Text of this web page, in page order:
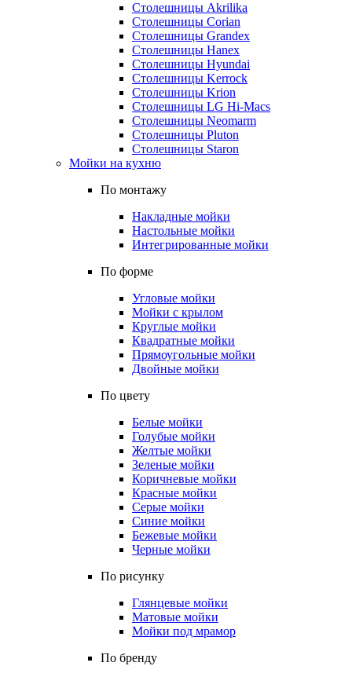
Столешницы Akrilika
Столешницы Corian
Столешницы Grandex
Столешницы Hanex
Столешницы Hyundai
Столешницы Kerrock
Столешницы Krion
Столешницы LG Hi-Macs
Столешницы Neomarm
Столешницы Pluton
Столешницы Staron
Мойки на кухню
По монтажу
Накладные мойки
Настольные мойки
Интегрированные мойки
По форме
Угловые мойки
Мойки с крылом
Круглые мойки
Квадратные мойки
Прямоугольные мойки
Двойные мойки
По цвету
Белые мойки
Голубые мойки
Желтые мойки
Зеленые мойки
Коричневые мойки
Красные мойки
Серые мойки
Синие мойки
Бежевые мойки
Черные мойки
По рисунку
Глянцевые мойки
Матовые мойки
Мойки под мрамор
По бренду